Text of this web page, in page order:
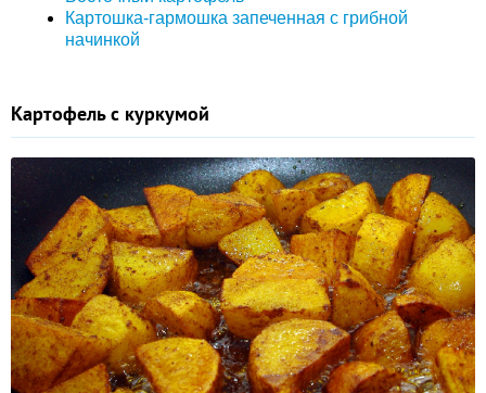
Картошка-гармошка запеченная с грибной
начинкой
Картофель с куркумой